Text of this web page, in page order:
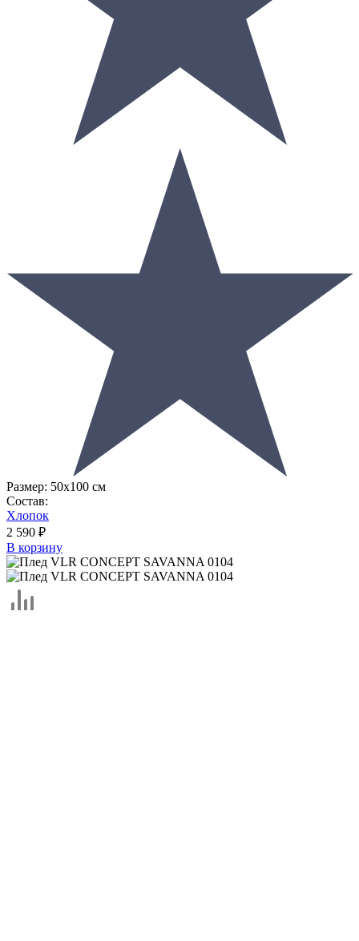
Размер: 50х100 см
Состав:
Хлопок
2 590 ₽
В корзину